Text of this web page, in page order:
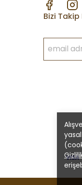
Bizi Takip